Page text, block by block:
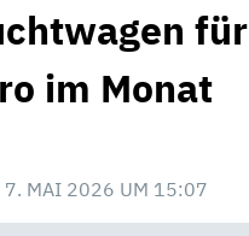
für
im Monat
7. MAI 2026 UM 15:07